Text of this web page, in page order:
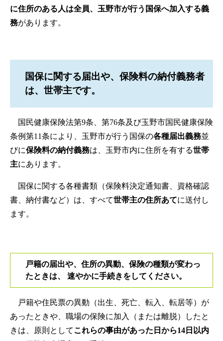
に住所のある人は全員、玉野市が行う国保へ加入する義
務があります。
国保に関する届出や、保険料の納付義務者
は、 世帯主です。
国民健康保険法第9条、第76条及び玉野市国民健康保険
条例第11条により、玉野市が行う国保の各種届出義務並
びに保険料の納付義務は、玉野市内に住所を有する世帯
主にあります。
国保に関する各種書類（保険料決定通知書、資格確認
書、納付書など）は、すべて世帯主の住所あてに送付し
ます。
戸籍の届出や、住所の異動、保険の種類が変わっ
たときは、 速やかに手続きをしてください。
戸籍や住民票の異動（出生、死亡、転入、転居等）が
あったときや、職場の保険に加入（または離脱）したと
きは、原則としてこれらの事由があった日から14日以内